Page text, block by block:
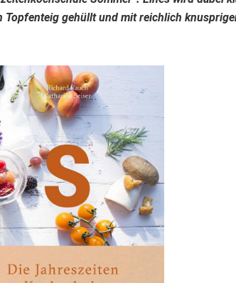
gehüllt und mit reichlich